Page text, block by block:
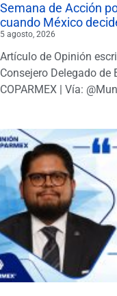
Semana de Acción
cuando México
5 agosto, 2026
Artículo de Opinión
Consejero Delegado
COPARMEX | Vía: